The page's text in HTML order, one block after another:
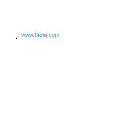
www.flickr.com